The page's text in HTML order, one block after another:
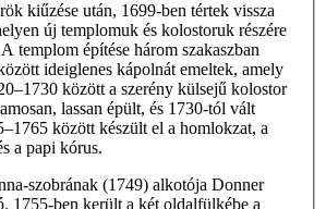
kiűzése után, 1699-ben tértek vissza
új templomuk és kolostoruk részére
templom építése három szakaszban
ideiglenes kápolnát emeltek, amely
között a szerény külsejű kolostor
lassan épült, és 1730-tól vált
között készült el a homlokzat, a
a papi kórus.
szobrának (1749) alkotója Donner
1755-ben került a két oldalfülkébe a